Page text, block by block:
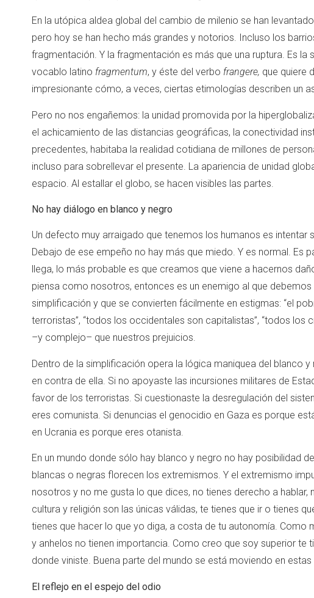
En la utópica aldea global del cambio de milenio se han
pero hoy se han hecho más grandes y notorios. Incluso los
fragmentación. Y la fragmentación es más que una ruptura. Es
vocablo latino fragmentum, y éste del verbo frangere, que quiere
impresionante cómo, a veces, ciertas etimologías describen un
Pero no nos engañemos: la unidad promovida por la
el achicamiento de las distancias geográficas, la conectividad
precedentes, habitaba la realidad cotidiana de millones de
incluso para sobrellevar el presente. La apariencia de unidad
espacio. Al estallar el globo, se hacen visibles las partes.
No hay diálogo en blanco y negro
Un defecto muy arraigado que tenemos los humanos es
Debajo de ese empeño no hay más que miedo. Y es normal. Es
llega, lo más probable es que creamos que viene a hacernos
piensa como nosotros, entonces es un enemigo al que
simplificación y que se convierten fácilmente en estigmas: “el
terroristas”, “todos los occidentales son capitalistas”, “todos los
–y complejo– que nuestros prejuicios.
Dentro de la simplificación opera la lógica maniquea del blanco
en contra de ella. Si no apoyaste las incursiones militares de
favor de los terroristas. Si cuestionaste la desregulación del
eres comunista. Si denuncias el genocidio en Gaza es porque
en Ucrania es porque eres otanista.
En un mundo donde sólo hay blanco y negro no hay posibilidad
blancas o negras florecen los extremismos. Y el extremismo
nosotros y no me gusta lo que dices, no tienes derecho a
cultura y religión son las únicas válidas, te tienes que ir o tienes
tienes que hacer lo que yo diga, a costa de tu autonomía. Como
y anhelos no tienen importancia. Como creo que soy superior te
donde viniste. Buena parte del mundo se está moviendo en estas
El reflejo en el espejo del odio